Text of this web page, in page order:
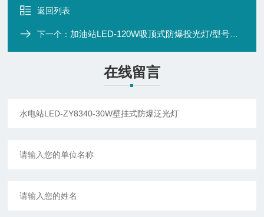
返回列表
下一个： 加油站LED-120W吸顶式防爆投光灯/型号规格
在线留言